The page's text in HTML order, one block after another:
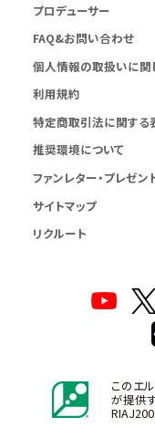
プロデューサー
FAQ&お問い合わせ
個人情報の取扱いに関
利用規約
特定商取引法に関する
推奨環境について
ファンレター・プレゼン
サイトマップ
リクルート
このエ
が提供